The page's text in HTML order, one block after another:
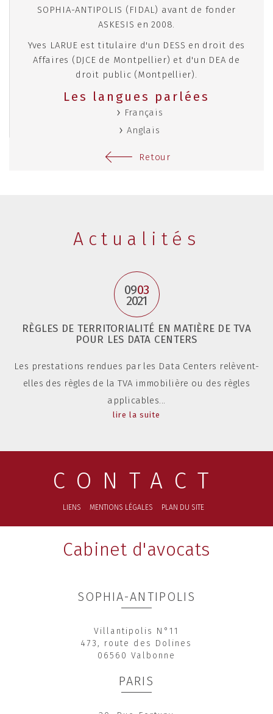
SOPHIA-ANTIPOLIS (FIDAL) avant de fonder
ASKESIS en 2008.
Yves LARUE est titulaire d'un DESS en droit des
Affaires (DJCE de Montpellier) et d'un DEA de
droit public (Montpellier).
Les langues parlées
Français
Anglais
Retour
Actualités
0903
2021
RÈGLES DE TERRITORIALITÉ EN MATIÈRE DE TVA
POUR LES DATA CENTERS
Les prestations rendues par les Data Centers relèvent-
elles des règles de la TVA immobilière ou des règles
applicables...
lire la suite
CONTACT
LIENS MENTIONS LÉGALES PLAN DU SITE
Cabinet d'avocats
SOPHIA-ANTIPOLIS
Villantipolis N°11
473, route des Dolines
06560 Valbonne
PARIS